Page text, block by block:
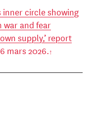
inner circle showing
war and fear
supply,’ report
mars 2026.